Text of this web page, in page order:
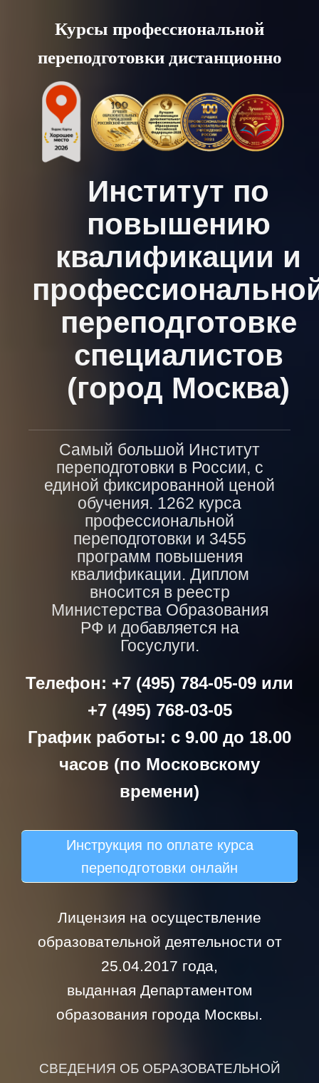
content
Курсы профессиональной
переподготовки дистанционно
Институт по
повышению
квалификации и
переподготовке
специалистов
(город Москва)
Самый большой Институт
переподготовки в России, с
единой фиксированной ценой
обучения. 1262 курса
профессиональной
переподготовки и 3455
программ повышения
квалификации. Диплом
вносится в реестр
Министерства Образования
РФ и добавляется на
Госуслуги.
Телефон: +7 (495) 784-05-09 или
+7 (495) 768-03-05
График работы: с 9.00 до 18.00
часов (по Московскому
времени)
Инструкция по оплате курса
переподготовки онлайн
Лицензия на осуществление
образовательной деятельности от
25.04.2017 года,
выданная Департаментом
образования города Москвы.
СВЕДЕНИЯ ОБ ОБРАЗОВАТЕЛЬНОЙ